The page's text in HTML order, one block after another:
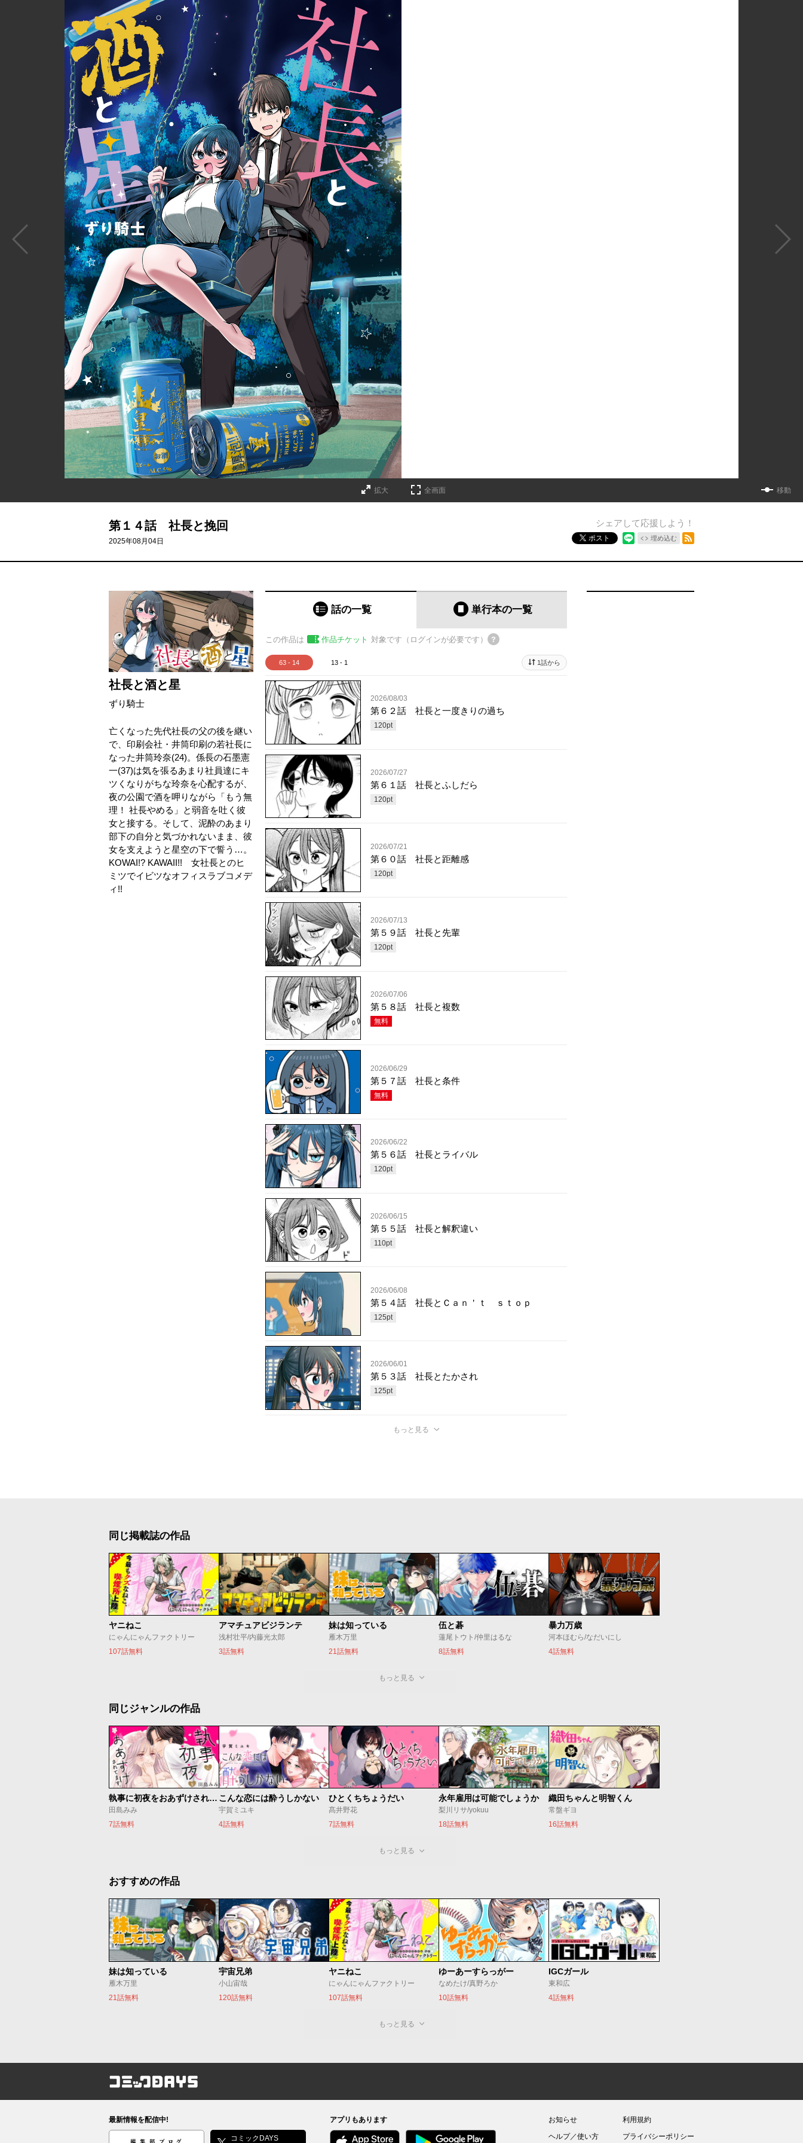
拡大 全画面 移動
第１４話 社長と挽回
2025年08月04日
シェアして応援しよう！
ポスト 埋め込む
社長と酒と星
ずり騎士
亡くなった先代社長の父の後を継い
で、印刷会社・井筒印刷の若社長に
なった井筒玲奈(24)。係長の石墨憲
一(37)は気を張るあまり社員達にキ
ツくなりがちな玲奈を心配するが、
夜の公園で酒を呷りながら「もう無
理！ 社長やめる」と弱音を吐く彼
女と接する。そして、泥酔のあまり
部下の自分と気づかれないまま、彼
女を支えようと星空の下で誓う…。
KOWAI!? KAWAII!! 女社長とのヒ
ミツでイビツなオフィスラブコメデ
ィ!!
話の一覧 単行本の一覧
この作品は 作品チケット 対象です（ログインが必要です）
63 - 14 13 - 1 1話から
2026/08/03
第６２話 社長と一度きりの過ち
120pt
2026/07/27
第６１話 社長とふしだら
120pt
2026/07/21
第６０話 社長と距離感
120pt
2026/07/13
第５９話 社長と先輩
120pt
2026/07/06
第５８話 社長と複数
無料
2026/06/29
第５７話 社長と条件
無料
2026/06/22
第５６話 社長とライバル
120pt
2026/06/15
第５５話 社長と解釈違い
110pt
2026/06/08
第５４話 社長とＣａｎ＇ｔ ｓｔｏｐ
125pt
2026/06/01
第５３話 社長とたかされ
125pt
もっと見る
同じ掲載誌の作品
ヤニねこ
にゃんにゃんファクトリー
107話無料
アマチュアビジランテ
浅村壮平/内藤光太郎
3話無料
妹は知っている
雁木万里
21話無料
伍と碁
蓮尾トウト/仲里はるな
8話無料
暴力万歳
河本ほむら/なだいにし
4話無料
もっと見る
同じジャンルの作品
執事に初夜をおあずけされてます。
田島みみ
7話無料
こんな恋には酔うしかない
宇賀ミユキ
4話無料
ひとくちちょうだい
髙井野花
7話無料
永年雇用は可能でしょうか
梨川リサ/yokuu
18話無料
織田ちゃんと明智くん
常盤ギヨ
16話無料
もっと見る
おすすめの作品
妹は知っている
雁木万里
21話無料
宇宙兄弟
小山宙哉
120話無料
ヤニねこ
にゃんにゃんファクトリー
107話無料
ゆーあーすらっがー
なめたけ/真野ろか
10話無料
IGCガール
東和広
4話無料
もっと見る
コミックDAYS
最新情報を配信中!
編集部ブログ コミックDAYS
アプリもあります
お知らせ
ヘルプ／使い方
利用規約
プライバシーポリシー